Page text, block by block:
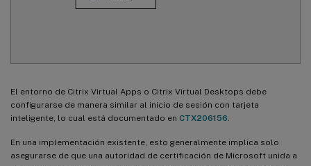
El entorno de Citrix Virtual Apps o Citrix Virtual Desktops debe
configurarse de manera similar al inicio de sesión con tarjeta
inteligente, lo cual está documentado en CTX206156.
En una implementación existente, esto generalmente implica solo
asegurarse de que una autoridad de certificación de Microsoft unida a